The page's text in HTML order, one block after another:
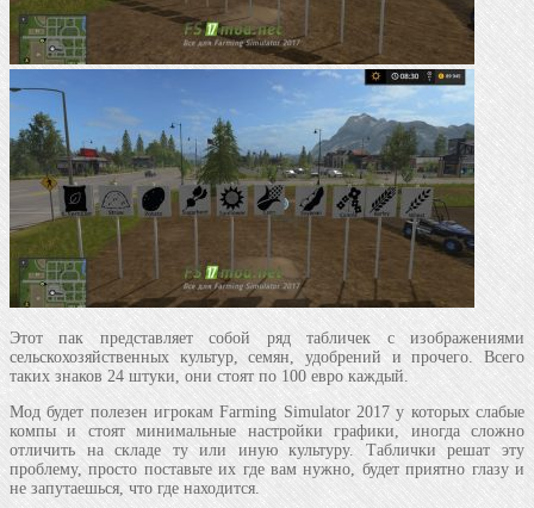
Этот пак представляет собой ряд табличек с изображениями
сельскохозяйственных культур, семян, удобрений и прочего. Всего
таких знаков 24 штуки, они стоят по 100 евро каждый.
Мод будет полезен игрокам Farming Simulator 2017 у которых слабые
компы и стоят минимальные настройки графики, иногда сложно
отличить на складе ту или иную культуру. Таблички решат эту
проблему, просто поставьте их где вам нужно, будет приятно глазу и
не запутаешься, что где находится.